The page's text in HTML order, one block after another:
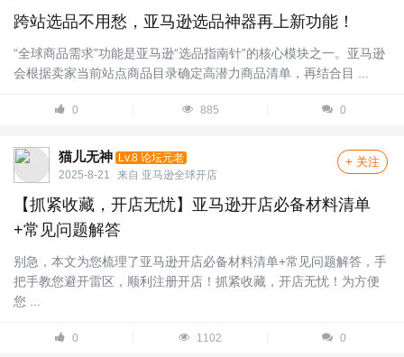
跨站选品不用愁，亚马逊选品神器再上新功能！
“全球商品需求”功能是亚马逊“选品指南针”的核心模块之一。亚马逊
会根据卖家当前站点商品目录确定高潜力商品清单，再结合目 ...
0 885 0
猫儿无神 Lv.8 论坛元老
2025-8-21
来自 亚马逊全球开店
+ 关注
【抓紧收藏，开店无忧】亚马逊开店必备材料清单
+常见问题解答
别急，本文为您梳理了亚马逊开店必备材料清单+常见问题解答，手
把手教您避开雷区，顺利注册开店！抓紧收藏，开店无忧！为方便
您 ...
0 1102 0